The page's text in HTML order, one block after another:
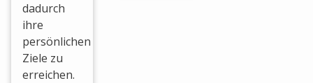
dadurch
ihre
persönlichen
Ziele zu
erreichen.